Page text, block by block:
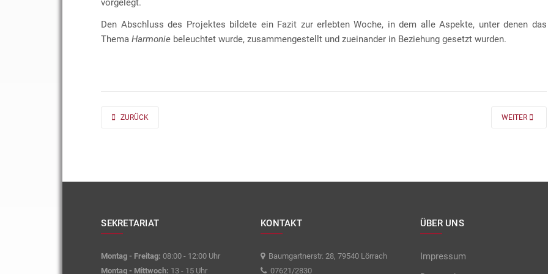
Den Abschluss des Projektes bildete ein Fazit zur erlebten Woche, in dem alle Aspekte, unter denen das
ThemaHarmonie beleuchtet wurde, zusammengestellt und zueinander in Beziehung gesetzt wurden.
PREVIOUS ARTICLE: AD FONTES 2019/20 „MASS“ FÜR DIE KLASSEN 7 UND 8
ZURÜCK NEXT
WEITER
SEKRETARIAT
Montag - Freitag: 08:00 - 12:00 Uhr
Montag - Mittwoch: 13 - 15 Uhr
KONTAKT
Baumgartnerstr. 28, 79540 Lörrach
07621/2830
ÜBER UNS
Impressum